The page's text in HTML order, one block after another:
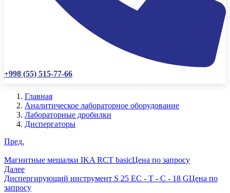
+998 (55) 515-77-66
Главная
Аналитическое лабораторное оборудование
Лабораторные дробилки
Диспергаторы
Пред.
Магнитные мешалки IKA RCT basicЦена по запросу
Далее
Диспергирующий инструмент S 25 EC - T - C - 18 GЦена по
запросу